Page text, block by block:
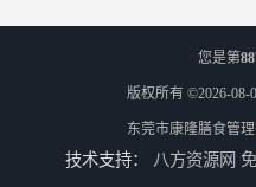
您是第
版权所有 ©2026-08-
东莞市康隆膳食管
技术支持： 八方资源网